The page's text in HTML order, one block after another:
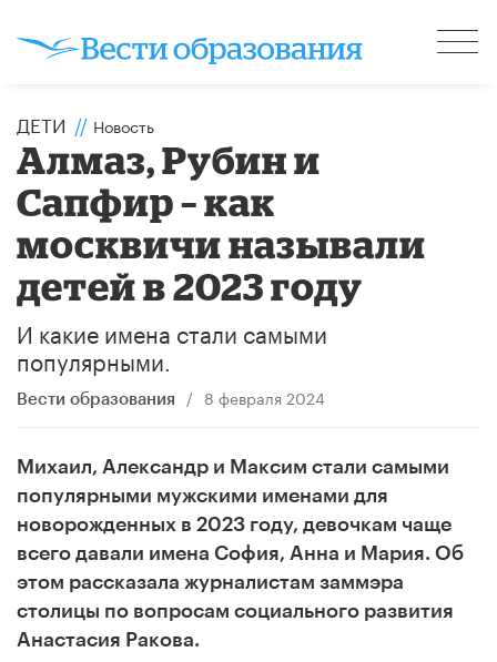
ДЕТИ // Новость
Алмаз, Рубин и
Сапфир – как
москвичи называли
детей в 2023 году
И какие имена стали самыми
популярными.
Вести образования / 8 февраля 2024
Михаил, Александр и Максим стали самыми
популярными мужскими именами для
новорожденных в 2023 году, девочкам чаще
всего давали имена София, Анна и Мария. Об
этом рассказала журналистам заммэра
столицы по вопросам социального развития
Анастасия Ракова.